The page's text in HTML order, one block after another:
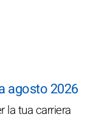
agosto 2026
la tua carriera